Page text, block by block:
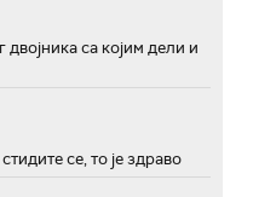
са којим дели и
се, то је здраво